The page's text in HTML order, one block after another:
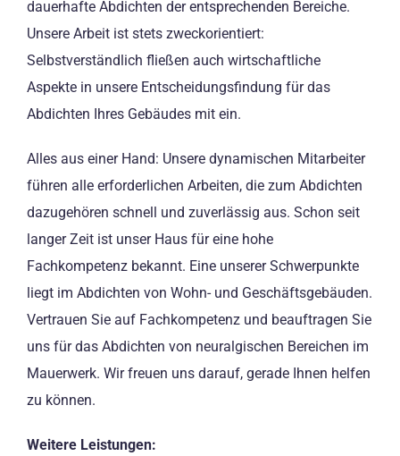
dauerhafte Abdichten der entsprechenden Bereiche.
Unsere Arbeit ist stets zweckorientiert:
Selbstverständlich fließen auch wirtschaftliche
Aspekte in unsere Entscheidungsfindung für das
Abdichten Ihres Gebäudes mit ein.
Alles aus einer Hand: Unsere dynamischen Mitarbeiter
führen alle erforderlichen Arbeiten, die zum Abdichten
dazugehören schnell und zuverlässig aus. Schon seit
langer Zeit ist unser Haus für eine hohe
Fachkompetenz bekannt. Eine unserer Schwerpunkte
liegt im Abdichten von Wohn- und Geschäftsgebäuden.
Vertrauen Sie auf Fachkompetenz und beauftragen Sie
uns für das Abdichten von neuralgischen Bereichen im
Mauerwerk. Wir freuen uns darauf, gerade Ihnen helfen
zu können.
Weitere Leistungen: